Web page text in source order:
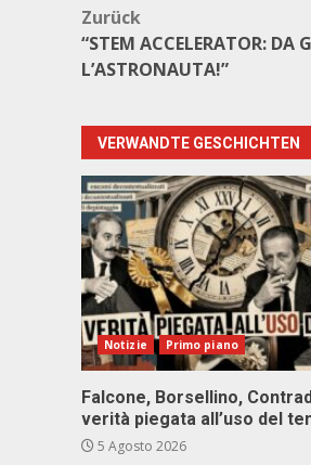
Zurück
“STEM ACCELERATOR: DA
L’ASTRONAUTA!”
VERWANDTE GESCHICHTEN
Notizie Primo piano
Falcone, Borsellino,
verità piegata all’uso del
5 Agosto 2026